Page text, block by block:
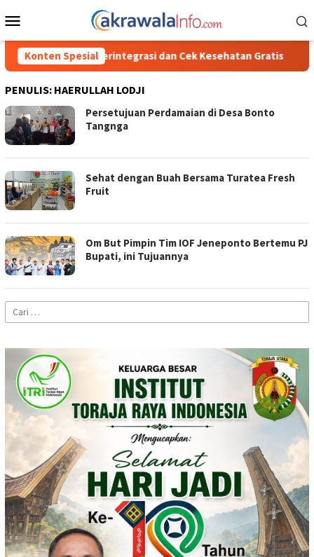
ke
Mobile
Konten Spesial
dan Cek Kesehatan Gratis Polisi Ungkap Kasus
PENULIS: HAERULLAH LODJI
Persetujuan Perdamaian di Desa Bonto
Tangnga
Sehat dengan Buah Bersama Turatea Fresh
Fruit
Om But Pimpin Tim IOF Jeneponto Bertemu PJ
Bupati, ini Tujuannya
Cari
untuk: